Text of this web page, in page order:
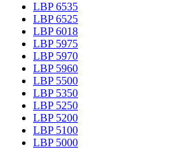
LBP 6535
LBP 6525
LBP 6018
LBP 5975
LBP 5970
LBP 5960
LBP 5500
LBP 5350
LBP 5250
LBP 5200
LBP 5100
LBP 5000